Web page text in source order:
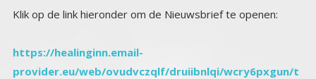
Klik op de link hieronder om de Nieuwsbrief te openen:
https://healinginn.email-
provider.eu/web/ovudvczqlf/druiibnlqi/wcry6pxgun/t